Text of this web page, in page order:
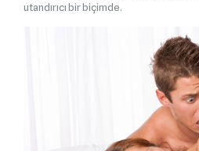
utandırıcı bir biçimde.